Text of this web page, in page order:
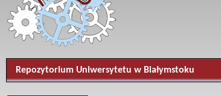
Repozytorium Uniwersytetu w Białymstoku